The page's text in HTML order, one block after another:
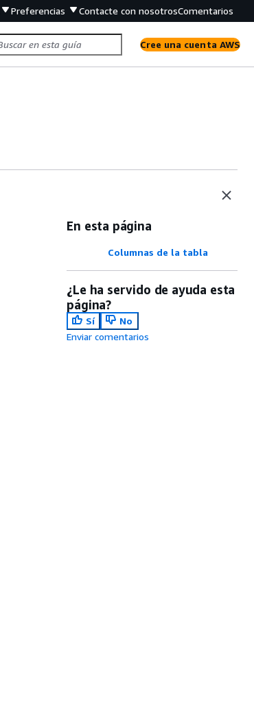
Preferencias Contacte con nosotrosComentarios
Cree una cuenta AWS
En esta página
Columnas de la tabla
¿Le ha servido de ayuda esta
página?
Sí
No
Enviar comentarios